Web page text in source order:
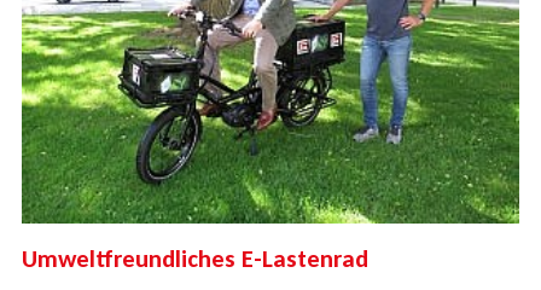
Umweltfreundliches E-Lastenrad